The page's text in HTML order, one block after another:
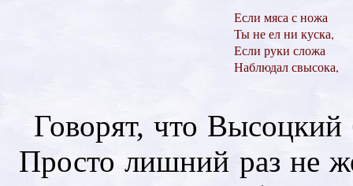
Если мяса с ножа
Ты не ел ни куска,
Если руки сложа
Наблюдал свысока,
Говорят, что
Просто лишний раз не